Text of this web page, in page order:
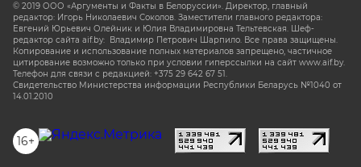
© 2019 ООО «Аргументы и Факты в Белоруссии». Директор, главный
редактор: Игорь Николаевич Соколов. Заместители главного редактора:
Евгений Юрьевич Олейник и Юлия Владимировна Тельтевская. Шеф-
редактор сайта aif.by: Владимир Петрович Шарпило. Все права защищены.
Копирование и использование полных материалов запрещено, частичное
цитирование возможно только при условии гиперссылки на сайт www.aif.by.
Телефон для связи с редакцией: +375 29 642 67 51.
Свидетельство Министерства информации Республики Беларусь №1040 от
14.01.2010
16+